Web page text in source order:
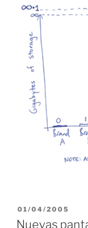
POSTED
ON
01/04/2005
Nuevas